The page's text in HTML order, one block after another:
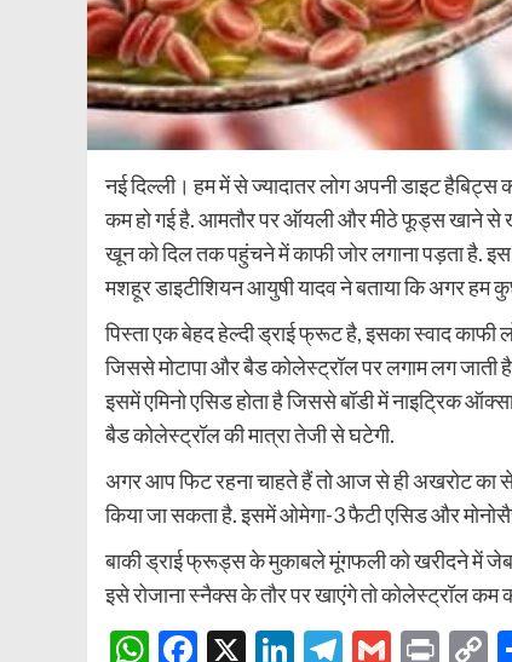
नई दिल्ली। हम में से ज्यादातर लोग अपनी डाइट
कम हो गई है. आमतौर पर ऑयली और मीठे फूड्स खाने से
खून को दिल तक पहुंचने में काफी जोर लगाना पड़ता है.
मशहूर डाइटीशियन आयुषी यादव ने बताया कि अगर
पिस्ता एक बेहद हेल्दी ड्राई फ्रूट है, इसका स्वाद
जिससे मोटापा और बैड कोलेस्ट्रॉल पर लगाम लग जाती
इसमें एमिनो एसिड होता है जिससे बॉडी में नाइट्रिक
बैड कोलेस्ट्रॉल की मात्रा तेजी से घटेगी.
अगर आप फिट रहना चाहते हैं तो आज से ही अखरोट
किया जा सकता है. इसमें ओमेगा-3 फैटी एसिड और
बाकी ड्राई फ्रूड्स के मुकाबले मूंगफली को खरीदने में
इसे रोजाना स्नैक्स के तौर पर खाएंगे तो कोलेस्ट्रॉल कम
WhatsApp
Facebook
X LinkedIn
Telegram
Gmail